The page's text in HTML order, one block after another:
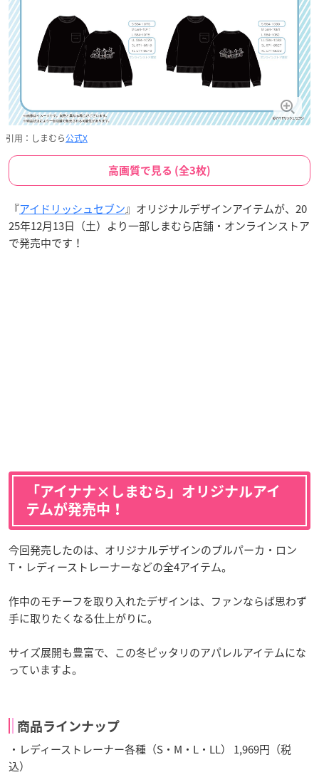
引用：しまむら公式X
高画質で見る (全3枚)
『アイドリッシュセブン』オリジナルデザインアイテムが、20
25年12月13日（土）より一部しまむら店舗・オンラインストア
で発売中です！
「アイナナ×しまむら」オリジナルアイ
テムが発売中！
今回発売したのは、オリジナルデザインのプルパーカ・ロン
T・レディーストレーナーなどの全4アイテム。
作中のモチーフを取り入れたデザインは、ファンならば思わず
手に取りたくなる仕上がりに。
サイズ展開も豊富で、この冬ピッタリのアパレルアイテムにな
っていますよ。
商品ラインナップ
・レディーストレーナー各種（S・M・L・LL） 1,969円（税
込）